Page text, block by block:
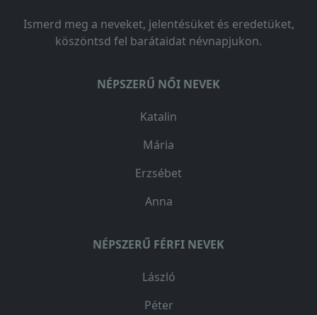
Ismerd meg a neveket, jelentésüket és eredetüket,
köszöntsd fel barátaidat névnapjukon.
NÉPSZERŰ NŐI NEVEK
Katalin
Mária
Erzsébet
Anna
NÉPSZERŰ FÉRFI NEVEK
László
Péter